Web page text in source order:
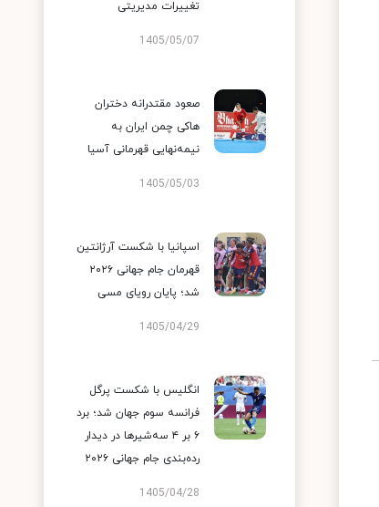
تغییرات مدیریتی
1405/05/07
صعود مقتدرانه دختران
هاکی چمن ایران به
نیمه‌نهایی قهرمانی آسیا
1405/05/03
اسپانیا با شکست آرژانتین
قهرمان جام جهانی ۲۰۲۶
شد؛ پایان رویای مسی
1405/04/29
انگلیس با شکست پرگل
فرانسه سوم جهان شد؛ برد
۶ بر ۴ سه‌شیرها در دیدار
رده‌بندی جام جهانی ۲۰۲۶
1405/04/28